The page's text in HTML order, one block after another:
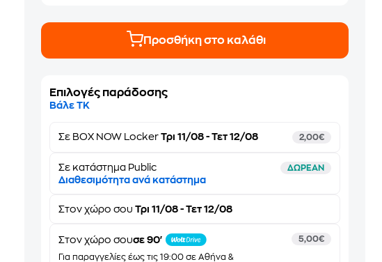
Προσθήκη στο καλάθι
Επιλογές παράδοσης
Βάλε ΤΚ
Σε BOX NOW Locker Τρι 11/08 - Τετ 12/08 2,00€
Σε κατάστημα Public ΔΩΡΕΑΝ
Διαθεσιμότητα ανά κατάστημα
Στονχώρο σου Τρι 11/08 - Τετ 12/08
Στον χώρο σουσε 90'
Για παραγγελίες έως τις 19:00 σε Αθήνα &
5,00€